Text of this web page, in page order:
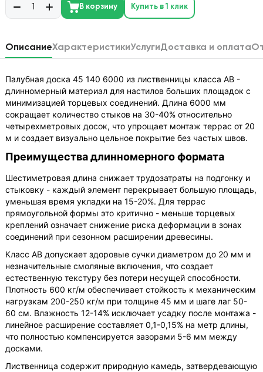
В корзину Купить в 1 клик
ОписаниеХарактеристикиУслугиДоставка и оплата
Палубная доска 45 140 6000 из лиственницы класса АВ -
длинномерный материал для настилов больших площадок с
минимизацией торцевых соединений. Длина 6000 мм
сокращает количество стыков на 30-40% относительно
четырехметровых досок, что упрощает монтаж террас от 20
м и создает визуально цельное покрытие без частых швов.
Преимущества длинномерного формата
Шестиметровая длина снижает трудозатраты на подгонку и
стыковку - каждый элемент перекрывает большую площадь,
уменьшая время укладки на 15-20%. Для террас
прямоугольной формы это критично - меньше торцевых
креплений означает снижение риска деформации в зонах
соединений при сезонном расширении древесины.
Класс АВ допускает здоровые сучки диаметром до 20 мм и
незначительные смоляные включения, что создает
естественную текстуру без потери несущей способности.
Плотность 600 кг/м обеспечивает стойкость к механическим
нагрузкам 200-250 кг/м при толщине 45 мм и шаге лаг 50-
60 см. Влажность 12-14% исключает усадку после монтажа -
линейное расширение составляет 0,1-0,15% на метр длины,
что полностью компенсируется зазорами 5-6 мм между
досками.
Лиственница содержит природную камедь, затвердевающую